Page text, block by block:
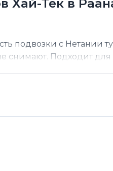
Хай-Тек в
подвозки с Нетании
снимают. Подходит для